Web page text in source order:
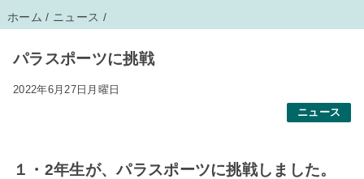
ホーム / ニュース /
パラスポーツに挑戦
2022年6月27日月曜日
ニュース
１・2年生が、パラスポーツに挑戦しました。